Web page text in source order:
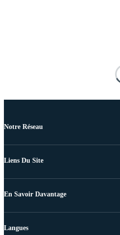
Notre Réseau
Liens Du Site
En Savoir Davantage
Langues